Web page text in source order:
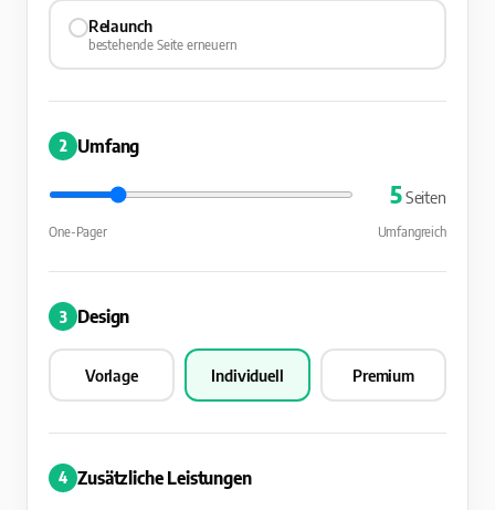
Relaunch
bestehende Seite erneuern
2 Umfang
5Seiten
One-Pager Umfangreich
3 Design
Vorlage Individuell Premium
4 Zusätzliche Leistungen